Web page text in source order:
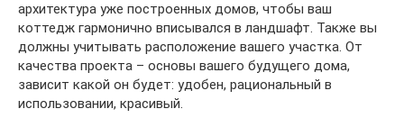
архитектура уже построенных домов, чтобы ваш
коттедж гармонично вписывался в ландшафт. Также вы
должны учитывать расположение вашего участка. От
качества проекта – основы вашего будущего дома,
зависит какой он будет: удобен, рациональный в
использовании, красивый.